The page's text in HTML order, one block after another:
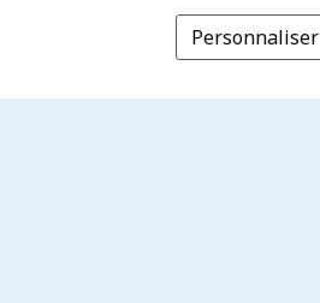
Personnaliser